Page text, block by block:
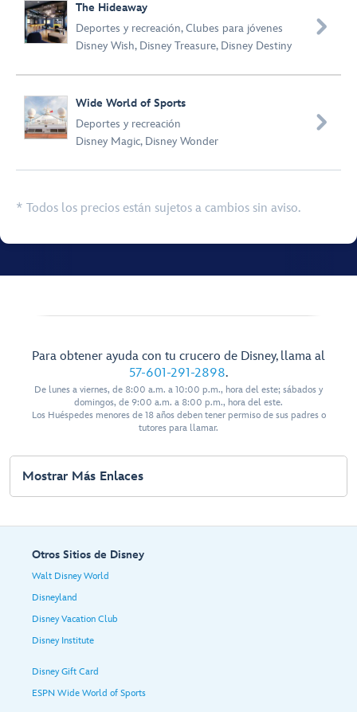
The Hideaway
Deportes y recreación,Clubes para jóvenes
Disney Wish, Disney Treasure, Disney Destiny

Wide World of Sports
Deportes y recreación
Disney Magic, Disney Wonder

* Todos los precios están sujetos a cambios sin aviso.
Para obtener ayuda con tu crucero de Disney, llama al
57-601-291-2898.
De lunes a viernes, de 8:00 a.m. a 10:00 p.m., hora del este; sábados y
domingos, de 9:00 a.m. a 8:00 p.m., hora del este.
Los Huéspedes menores de 18 años deben tener permiso de sus padres o
tutores para llamar.
Mostrar Más Enlaces
Otros Sitios de Disney
Walt Disney World
Disneyland
Disney Vacation Club
Disney Institute
Disney Gift Card
ESPN Wide World of Sports